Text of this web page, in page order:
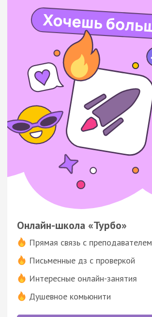
Онлайн-школа «Турбо»
Прямая связь с преподавателем
Письменные дз с проверкой
Интересные онлайн-занятия
Душевное комьюнити